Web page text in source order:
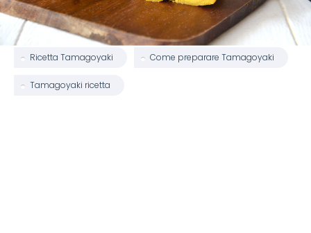
Ricetta Tamagoyaki Come preparare Tamagoyaki
Tamagoyaki ricetta